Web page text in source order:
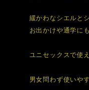
緩かわなシエルと
お出かけや通学に
ユニセックスで使
男女問わず使いや